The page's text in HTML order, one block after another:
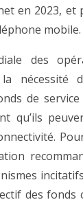
en 2023, et
mobile.
des
la nécessité
de service
qu’ils
des fonds